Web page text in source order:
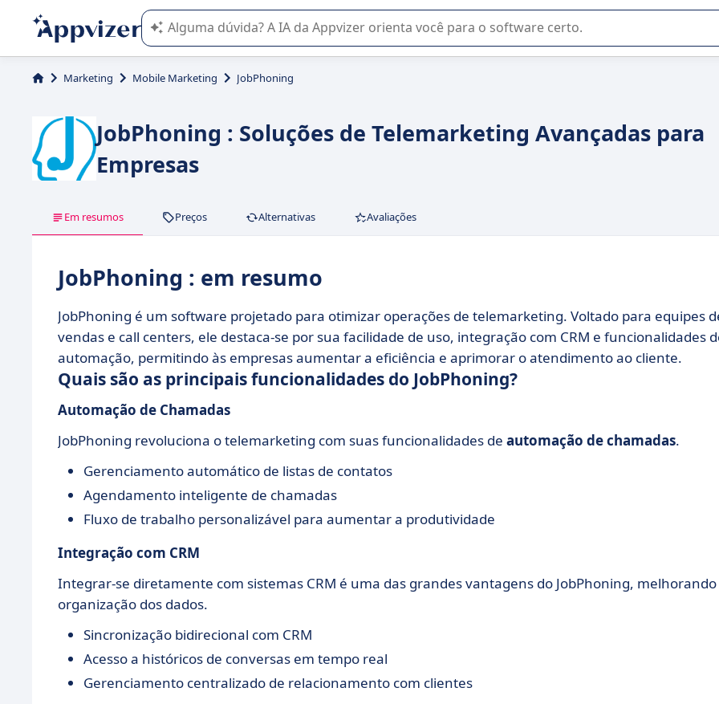
A IA do Appvizer o orienta no uso ou na seleção de software SaaS para sua empresa.
Marketing Mobile Marketing JobPhoning
JobPhoning : Soluções de Telemarketing Avançadas para
Empresas
Em resumos Preços Alternativas Avaliações
JobPhoning : em resumo
JobPhoning é um software projetado para otimizar operações de telemarketing. Voltado para equipes
vendas e call centers, ele destaca-se por sua facilidade de uso, integração com CRM e funcionalidades
automação, permitindo às empresas aumentar a eficiência e aprimorar o atendimento ao cliente.
Quais são as principais funcionalidades do JobPhoning?
Automação de Chamadas
JobPhoning revoluciona o telemarketing com suas funcionalidades de automação de chamadas.
Gerenciamento automático de listas de contatos
Agendamento inteligente de chamadas
Fluxo de trabalho personalizável para aumentar a produtividade
Integração com CRM
Integrar-se diretamente com sistemas CRM é uma das grandes vantagens do JobPhoning,
organização dos dados.
Sincronização bidirecional com CRM
Acesso a históricos de conversas em tempo real
Gerenciamento centralizado de relacionamento com clientes